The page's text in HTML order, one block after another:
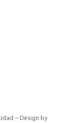
– Design by